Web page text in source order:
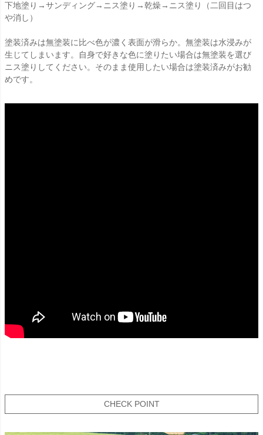
下地塗り→サンディング→ニス塗り→乾燥→ニス塗り（二回目はつ
や消し）
塗装済みは無塗装に比べ色が濃く表面が滑らか。無塗装は水浸みが
生じてしまいます。自身で好きな色に塗りたい場合は無塗装を選び
ニス塗りしてください。そのまま使用したい場合は塗装済みがお勧
めです。
CHECK POINT